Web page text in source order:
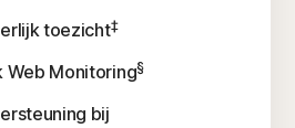
toezicht‡
Web Monitoring§
bij